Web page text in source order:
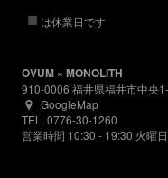
■ は休業日です
OVUM × MONOLITH
910-0006 福井県福井市中央
GoogleMap
TEL. 0776-30-1260
営業時間 10:30 - 19:30 火曜